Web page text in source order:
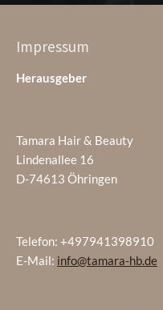
Impressum
Herausgeber
Tamara Hair & Beauty
Lindenallee 16
D-74613 Öhringen
Telefon: +497941398910
E-Mail: info@tamara-hb.de